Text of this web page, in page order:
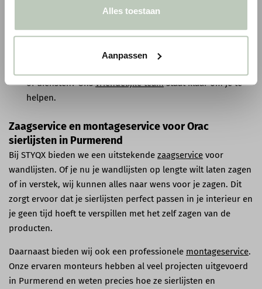
Alles toestaan
Aanpassen
verschillende betaalmethoden.
Gratis verzending: Bij bestellingen boven € 75,00 bieden
of diensten? Onsvriendelijke teamstaat klaar om je te
helpen.
Zaagservice en montageservice voor Orac
sierlijsten in Purmerend
Bij STYQX bieden we een uitstekende zaagservice voor
wandlijsten. Of je nu je wandlijsten op lengte wilt laten zagen
of in verstek, wij kunnen alles naar wens voor je zagen. Dit
zorgt ervoor dat je sierlijsten perfect passen in je interieur en
je geen tijd hoeft te verspillen met het zelf zagen van de
producten.
Daarnaast bieden wij ook een professionele montageservice.
Onze ervaren monteurs hebben al veel projecten uitgevoerd
in Purmerend en weten precies hoe ze sierlijsten en